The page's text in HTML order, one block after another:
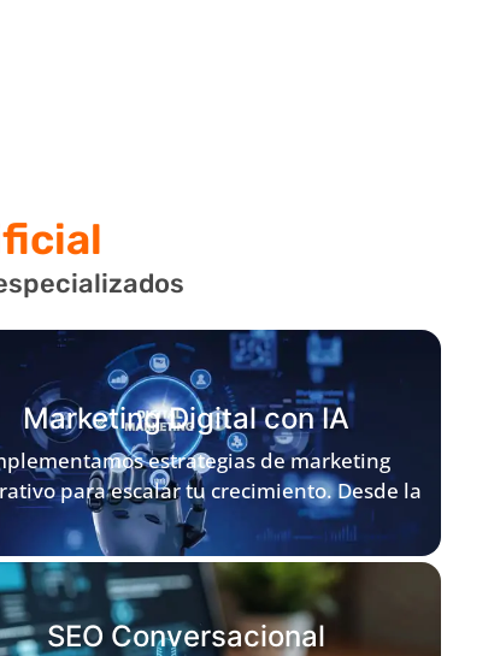
Marketing Digital con IA
estrategias de marketing
para escalar tu crecimiento. Desde la
de contenido «IA-Proof» hasta la
de procesos que mejoran el ROI
de tu inversión digital.
SEO Conversacional